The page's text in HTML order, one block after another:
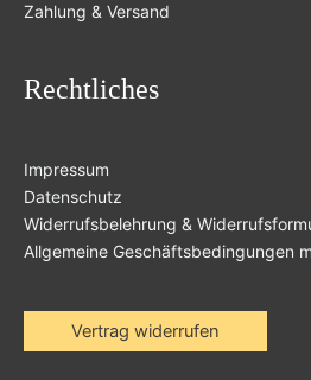
Zahlung & Versand
Rechtliches
Impressum
Datenschutz
Widerrufsbelehrung &
Allgemeine Geschäftsbedingungen
Vertrag widerrufen